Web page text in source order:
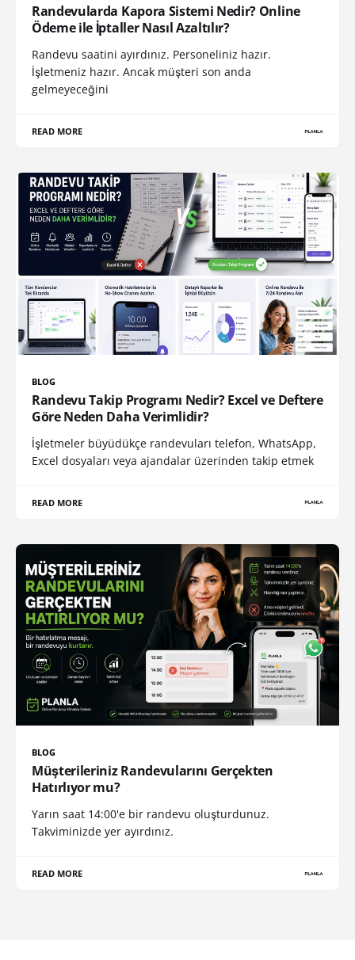
Randevularda Kapora Sistemi Nedir? Online
Ödeme ile İptaller Nasıl Azaltılır?
Randevu saatini ayırdınız. Personeliniz hazır.
İşletmeniz hazır. Ancak müşteri son anda
gelmeyeceğini
READ MORE
BLOG
Randevu Takip Programı Nedir? Excel ve Deftere
Göre Neden Daha Verimlidir?
İşletmeler büyüdükçe randevuları telefon, WhatsApp,
Excel dosyaları veya ajandalar üzerinden takip etmek
READ MORE
BLOG
Müşterileriniz Randevularını Gerçekten
Hatırlıyor mu?
Yarın saat 14:00'e bir randevu oluşturdunuz.
Takviminizde yer ayırdınız.
READ MORE